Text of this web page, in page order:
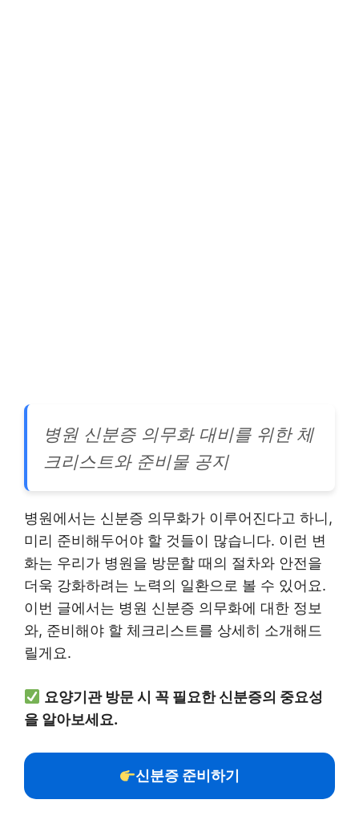
병원 신분증 의무화 대비를 위한 체
크리스트와 준비물 공지
병원에서는 신분증 의무화가 이루어진다고 하니,
미리 준비해두어야 할 것들이 많습니다. 이런 변
화는 우리가 병원을 방문할 때의 절차와 안전을
더욱 강화하려는 노력의 일환으로 볼 수 있어요.
이번 글에서는 병원 신분증 의무화에 대한 정보
와, 준비해야 할 체크리스트를 상세히 소개해드
릴게요.
요양기관 방문 시 꼭 필요한 신분증의 중요성
을 알아보세요.
신분증 준비하기